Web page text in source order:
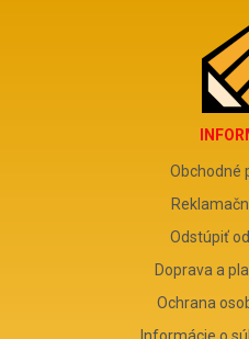
Obchodné
Odstúpiť
Doprava a
Ochrana